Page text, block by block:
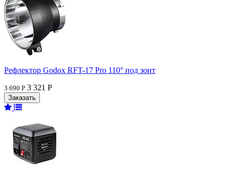
Рефлектор Godox RFT-17 Pro 110° под зонт
3 690 Р 3 321 Р